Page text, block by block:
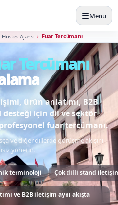
Menü
Ajansı Fuar Tercümanı
Tercümanı
ürün anlatımı, B2B
için dil ve sektör
fuar tercümanı.
ve diğer dillerde görüşme akışını
yönetin.
terminoloji Çok dilli stand
ve görev süresi önceden
İstanbul fuar tercümanı ve